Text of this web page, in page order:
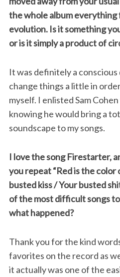
the whole album everything
evolution. Is it something
or is it simply a product of
It was definitely a
change things a little in
myself. I enlisted Sam
knowing he would bring a
soundscape to my songs.
I love the song Firestarter,
you repeat “Red is the
busted kiss / Your busted
of the most difficult songs
what happened?
Thank you for the kind
favorites on the record as
it actually was one of the